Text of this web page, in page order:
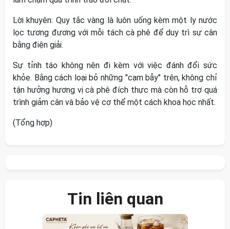
Lời khuyên: Quy tắc vàng là luôn uống kèm một ly nước
lọc tương đương với mỗi tách cà phê để duy trì sự cân
bằng điện giải.
Sự tỉnh táo không nên đi kèm với việc đánh đổi sức
khỏe. Bằng cách loại bỏ những "cạm bẫy" trên, không chỉ
tận hưởng hương vị cà phê đích thực mà còn hỗ trợ quá
trình giảm cân và bảo vệ cơ thể một cách khoa học nhất.
(Tổng hợp)
Tin liên quan